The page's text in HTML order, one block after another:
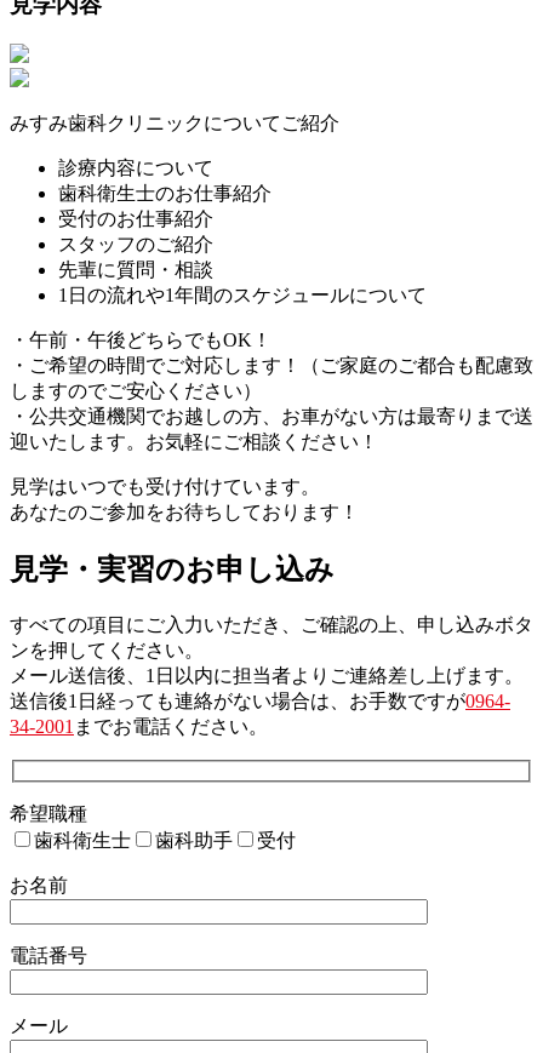
みすみ歯科クリニックについてご紹介
診療内容について
歯科衛生士のお仕事紹介
受付のお仕事紹介
スタッフのご紹介
先輩に質問・相談
1日の流れや1年間のスケジュールについて
・午前・午後どちらでもOK！
・ご希望の時間でご対応します！（ご家庭のご都合も配慮致
しますのでご安心ください）
・公共交通機関でお越しの方、お車がない方は最寄りまで送
迎いたします。お気軽にご相談ください！
見学はいつでも受け付けています。
あなたのご参加をお待ちしております！
見学・実習のお申し込み
すべての項目にご入力いただき、ご確認の上、申し込みボタ
ンを押してください。
メール送信後、1日以内に担当者よりご連絡差し上げます。
送信後1日経っても連絡がない場合は、お手数ですが0964-
34-2001 までお電話ください。
希望職種
歯科衛生士
歯科助手 受付
お名前
電話番号
メール